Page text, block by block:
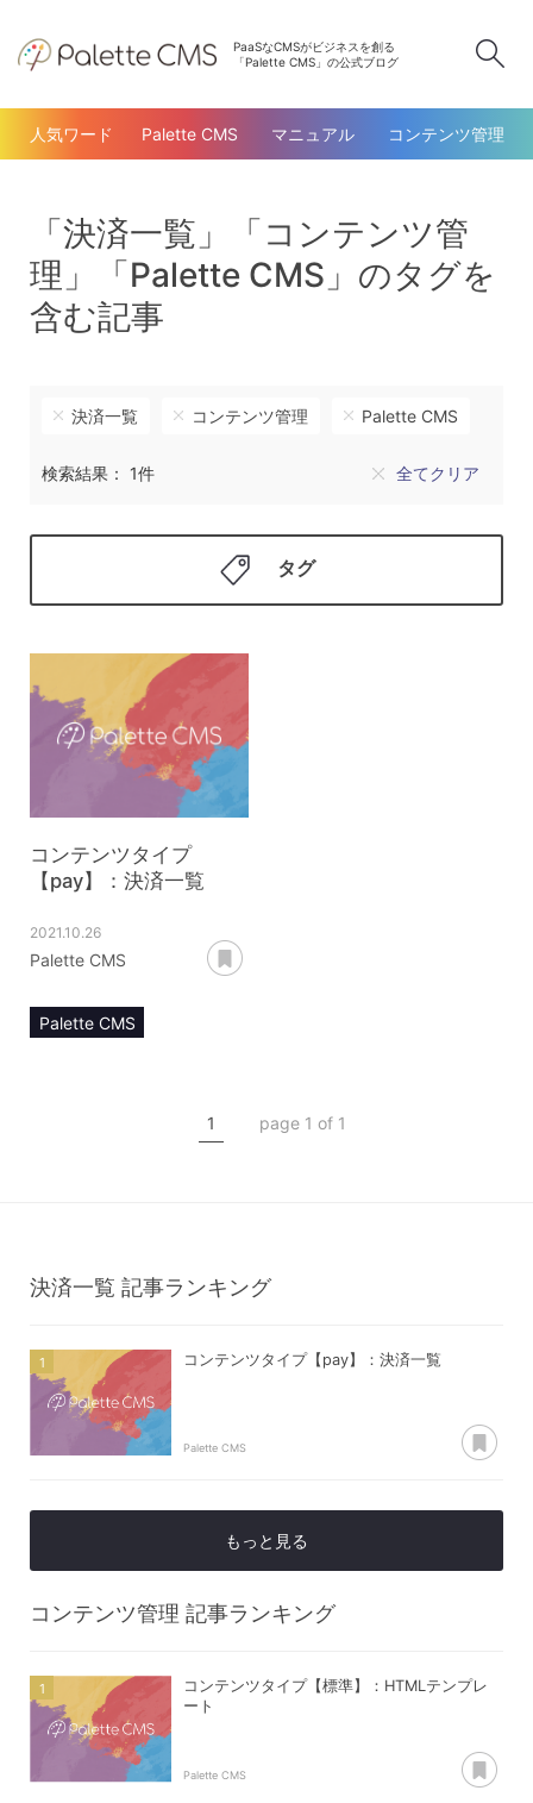
PaaSなCMSがビジネスを創る
「Palette CMS」の公式ブログ
人気ワード Palette CMS マニュアル コンテンツ管理
「決済一覧」「コンテンツ管
理」「Palette CMS」のタグを
含む記事
決済一覧 コンテンツ管理 Palette CMS
検索結果： 1件 全てクリア
タグ
コンテンツタイプ
【pay】：決済一覧
2021.10.26
Palette CMS
Palette CMS
コンテンツタイプ【pay】
1 page 1 of 1
決済一覧 記事ランキング
コンテンツタイプ【pay】：決済一覧
Palette CMS
もっと見る
コンテンツ管理 記事ランキング
コンテンツタイプ【標準】：HTMLテンプレ
ート
Palette CMS